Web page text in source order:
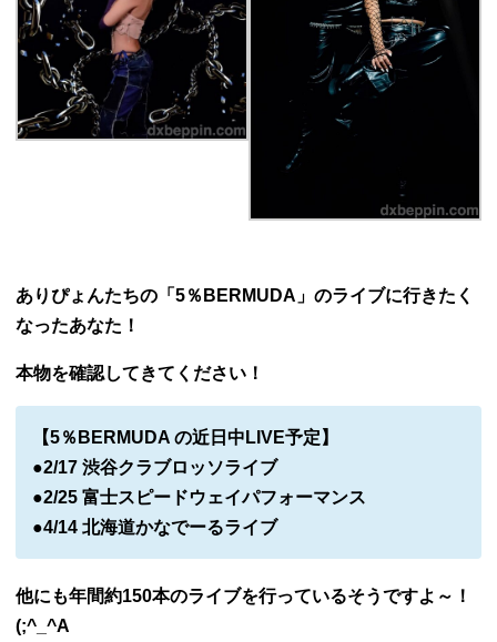
ありぴょんたちの「5％BERMUDA」のライブに行きたく
なったあなた！
本物を確認してきてください！
【5％BERMUDA の近日中LIVE予定】
●2/17 渋谷クラブロッソライブ
●2/25 富士スピードウェイパフォーマンス
●4/14 北海道かなでーるライブ
他にも年間約150本のライブを行っているそうですよ～！
(;^_^A